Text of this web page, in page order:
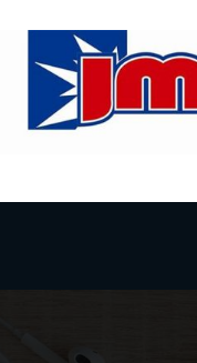
conținut